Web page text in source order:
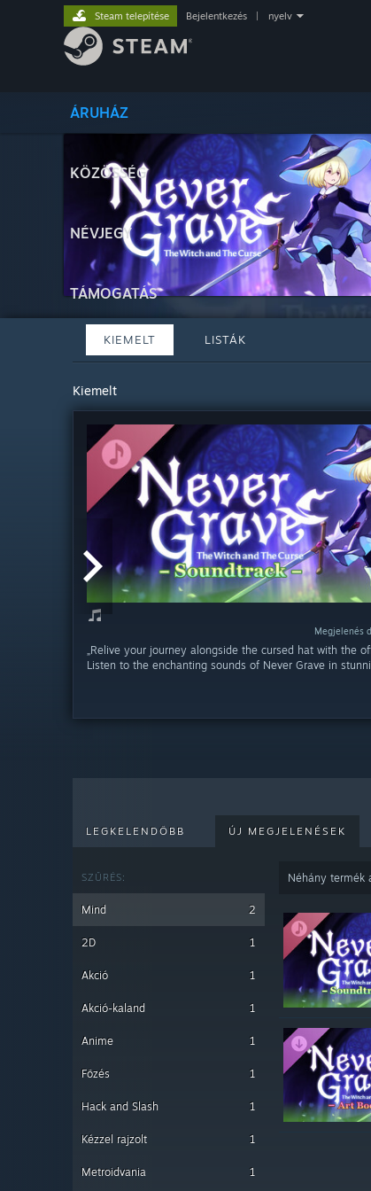
ÁRUHÁZ
KÖZÖSSÉG
NÉVJEGY
TÁMOGATÁS
Steam telepítése Bejelentkezés nyelv
KIEMELT LISTÁK
Kiemelt
Megjelenés
„Relive your journey alongside the cursed hat with the
Listen to the enchanting sounds of Never Grave in
Megjelenés
LEGKELENDŐBB ÚJ MEGJELENÉSEK
SZŰRÉS:
Mind 2
2D 1
Akció 1
Akció-kaland 1
Anime 1
Főzés 1
Hack and Slash 1
Kézzel rajzolt 1
Metroidvania 1
Néhány termék